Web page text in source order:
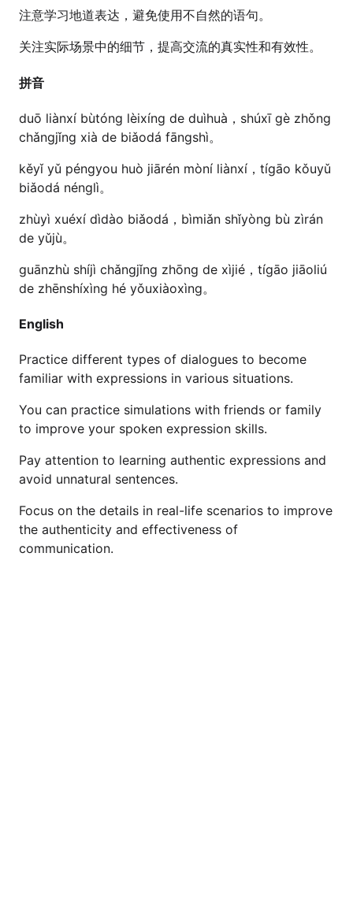
注意学习地道表达，避免使用不自然的语句。
关注实际场景中的细节，提高交流的真实性和有效性。
拼音
duō liànxí bùtóng lèixíng de duìhuà，shúxī gè zhǒng
chǎngjǐng xià de biǎodá fāngshì。
kěyǐ yǔ péngyou huò jiārén mòní liànxí，tígāo kǒuyǔ
biǎodá nénglì。
zhùyì xuéxí dìdào biǎodá，bìmiǎn shǐyòng bù zìrán
de yǔjù。
guānzhù shíjì chǎngjǐng zhōng de xìjié，tígāo jiāoliú
de zhēnshíxìng hé yǒuxiàoxìng。
English
Practice different types of dialogues to become
familiar with expressions in various situations.
You can practice simulations with friends or family
to improve your spoken expression skills.
Pay attention to learning authentic expressions and
avoid unnatural sentences.
Focus on the details in real-life scenarios to improve
the authenticity and effectiveness of
communication.